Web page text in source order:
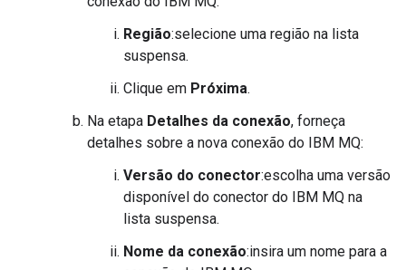
Região:selecione uma região na lista
suspensa.
Clique em Próxima.
Na etapa Detalhes da conexão, forneça
detalhes sobre a nova conexão do IBM MQ:
Versão do conector:escolha uma versão
disponível do conector do IBM MQ na
lista suspensa.
Nome da conexão:insira um nome para a